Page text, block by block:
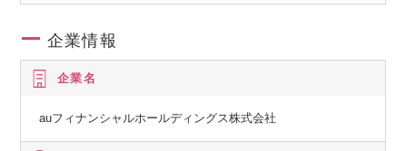
企業情報
企業名
auフィナンシャルホールディングス株式会社